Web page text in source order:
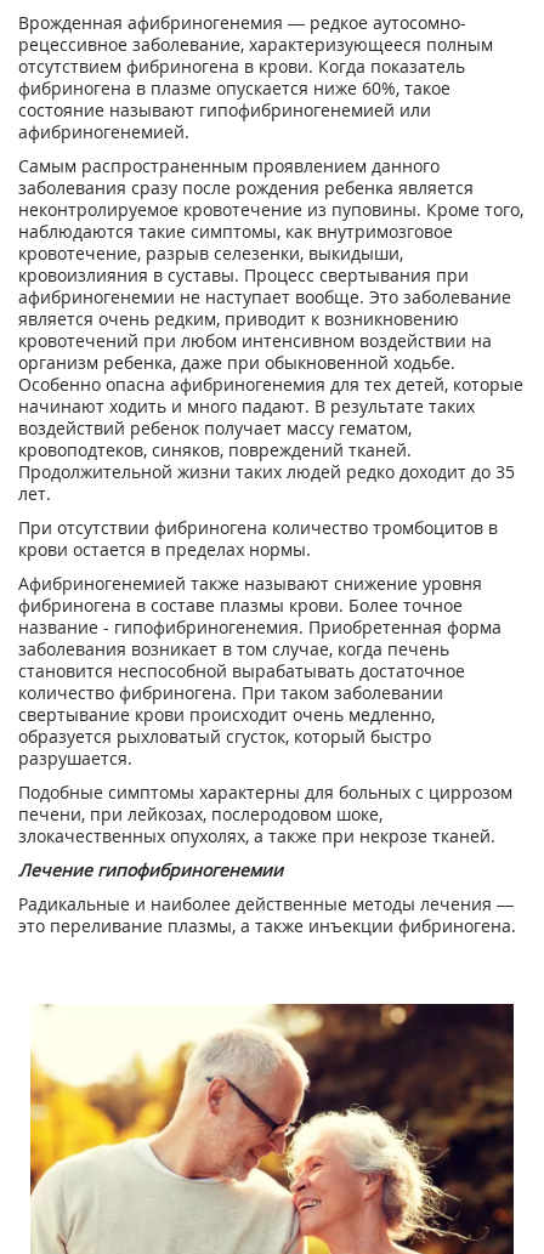
Врожденная афибриногенемия — редкое аутосомно-
рецессивное заболевание, характеризующееся полным
отсутствием фибриногена в крови. Когда показатель
фибриногена в плазме опускается ниже 60%, такое
состояние называют гипофибриногенемией или
афибриногенемией.
Самым распространенным проявлением данного
заболевания сразу после рождения ребенка является
неконтролируемое кровотечение из пуповины. Кроме того,
наблюдаются такие симптомы, как внутримозговое
кровотечение, разрыв селезенки, выкидыши,
кровоизлияния в суставы. Процесс свертывания при
афибриногенемии не наступает вообще. Это заболевание
является очень редким, приводит к возникновению
кровотечений при любом интенсивном воздействии на
организм ребенка, даже при обыкновенной ходьбе.
Особенно опасна афибриногенемия для тех детей, которые
начинают ходить и много падают. В результате таких
воздействий ребенок получает массу гематом,
кровоподтеков, синяков, повреждений тканей.
Продолжительной жизни таких людей редко доходит до 35
лет.
При отсутствии фибриногена количество тромбоцитов в
крови остается в пределах нормы.
Афибриногенемией также называют снижение уровня
фибриногена в составе плазмы крови. Более точное
название - гипофибриногенемия. Приобретенная форма
заболевания возникает в том случае, когда печень
становится неспособной вырабатывать достаточное
количество фибриногена. При таком заболевании
свертывание крови происходит очень медленно,
образуется рыхловатый сгусток, который быстро
разрушается.
Подобные симптомы характерны для больных с циррозом
печени, при лейкозах, послеродовом шоке,
злокачественных опухолях, а также при некрозе тканей.
Лечение гипофибриногенемии
Радикальные и наиболее действенные методы лечения —
это переливание плазмы, а также инъекции фибриногена.